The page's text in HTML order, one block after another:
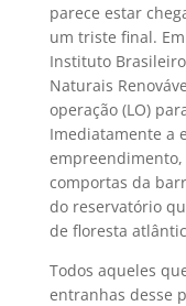
parece estar
um triste final.
Instituto
Naturais
operação (LO)
Imediatamente a
comportas da
do reservatório
de floresta
Todos aqueles
entranhas desse